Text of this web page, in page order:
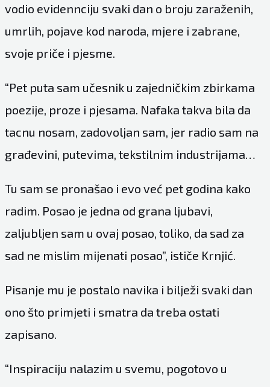
vodio evidennciju svaki dan o broju zaraženih,
umrlih, pojave kod naroda, mjere i zabrane,
svoje priče i pjesme.
“Pet puta sam učesnik u zajedničkim zbirkama
poezije, proze i pjesama. Nafaka takva bila da
tacnu nosam, zadovoljan sam, jer radio sam na
građevini, putevima, tekstilnim industrijama…
Tu sam se pronašao i evo već pet godina kako
radim. Posao je jedna od grana ljubavi,
zaljubljen sam u ovaj posao, toliko, da sad za
sad ne mislim mijenati posao”, ističe Krnjić.
Pisanje mu je postalo navika i bilježi svaki dan
ono što primjeti i smatra da treba ostati
zapisano.
“Inspiraciju nalazim u svemu, pogotovo u